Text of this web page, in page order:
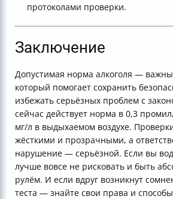
протоколами проверки.
Заключение
Допустимая норма алкоголя —
который помогает сохранить
избежать серьёзных проблем с
сейчас действует норма в 0,3
мг/л в выдыхаемом воздухе.
жёсткими и прозрачными, а
нарушение — серьёзной. Если вы
лучше вовсе не рисковать и быть
рулём. И если вдруг возникнут
теста — знайте свои права и